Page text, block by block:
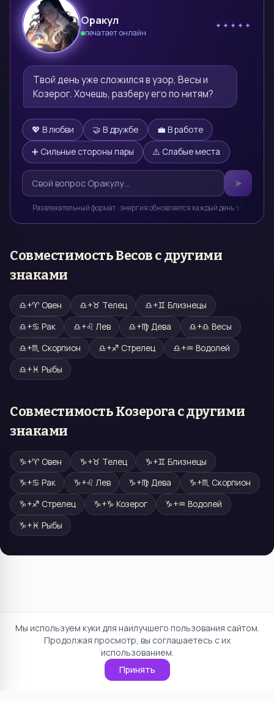
🔮
Оракул
печатает онлайн
✦✦✦✦✦
Твой день уже сложился в узор, Весы и
Козерог. Хочешь, разберу его по нитям?
💖 В любви 🤝 В дружбе
💼 В работе
➕ Сильные стороны пары
⚠️ Слабые места
➤
Развлекательный формат · энергия обновляется каждый день ✨
СовместимостьВесовс другими
знаками
♎+♈ Овен ♎+♉ Телец ♎+♊ Близнецы
♎+♋ Рак ♎+♌ Лев ♎+♍ Дева ♎+♎ Весы
♎+♏ Скорпион ♎+♐ Стрелец ♎+♒ Водолей
♎+♓ Рыбы
СовместимостьКозерогас другими
знаками
♑+♈ Овен ♑+♉ Телец ♑+♊ Близнецы
♑+♋ Рак ♑+♌ Лев ♑+♍ Дева ♑+♏ Скорпион
♑+♐ Стрелец ♑+♑ Козерог ♑+♒ Водолей
♑+♓ Рыбы
Мы используем куки для наилучшего пользования сайтом.
Продолжая просмотр, вы соглашаетесь с их
использованием.
Принять